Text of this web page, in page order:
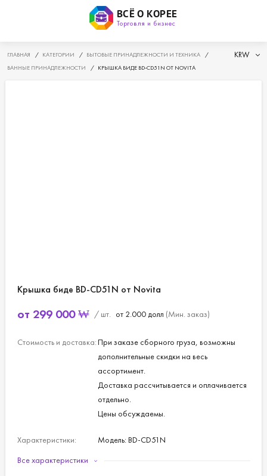
ВСЁ О КОРЕЕ
Торговля и бизнес
ГЛАВНАЯ / КАТЕГОРИИ / БЫТОВЫЕ ПРИНАДЛЕЖНОСТИ И ТЕХНИКА
/
ВАННЫЕ ПРИНАДЛЕЖНОСТИ
/ КРЫШКА БИДЕ BD-CD51N ОТ NOVITA
KRW
Крышка биде BD-CD51N от Novita
от 299 000 ₩ / шт. от 2.000 долл (Мин. заказ)
Стоимость и доставка:При заказе сборного груза, возможны
дополнительные скидки на весь
ассортимент.
Доставка рассчитывается и оплачивается
отдельно.
Цены обсуждаемы.
Характеристики:
Модель: BD-CD51N
Все характеристики